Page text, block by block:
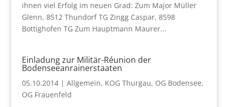
ihnen viel Erfolg im neuen Grad: Zum Major Müller
Glenn, 8512 Thundorf TG Zingg Caspar, 8598
Bottighofen TG Zum Hauptmann Maurer...
Einladung zur Militär-Réunion der
Bodenseeanrainerstaaten
05.10.2014| Allgemein, KOG Thurgau, OG Bodensee,
OG Frauenfeld